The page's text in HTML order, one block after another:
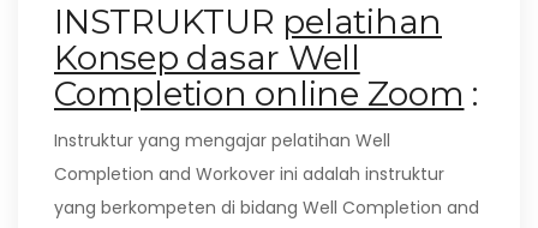
INSTRUKTUR pelatihan
Konsep dasar Well
Completion online Zoom :
Instruktur yang mengajar pelatihan Well
Completion and Workover ini adalah instruktur
yang berkompeten di bidang Well Completion and